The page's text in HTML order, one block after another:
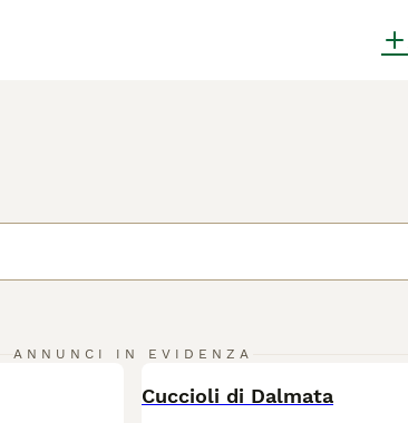
ANNUNCI IN EVIDENZA
Cuccioli di Dalmata